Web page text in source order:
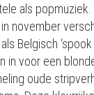
als popmuziek.
november
Belgisch ‘spook
in voor een
oude